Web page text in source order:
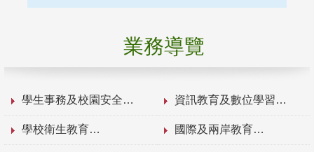
業務導覽
學生事務及校園安全 資訊教育及數位學習
學校衛生教育 國際及兩岸教育